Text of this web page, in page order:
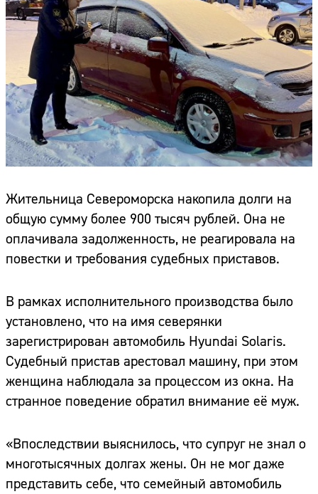
Жительница Североморска накопила долги на
общую сумму более 900 тысяч рублей. Она не
оплачивала задолженность, не реагировала на
повестки и требования судебных приставов.
В рамках исполнительного производства было
установлено, что на имя северянки
зарегистрирован автомобиль Hyundai Solaris.
Судебный пристав арестовал машину, при этом
женщина наблюдала за процессом из окна. На
странное поведение обратил внимание её муж.
«Впоследствии выяснилось, что супруг не знал о
многотысячных долгах жены. Он не мог даже
представить себе, что семейный автомобиль